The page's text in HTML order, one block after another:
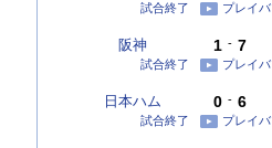
試合終了 プレイ
阪神
試合終了 プレイ
1 - 7
日本ハム
試合終了 プレイ
0 - 6